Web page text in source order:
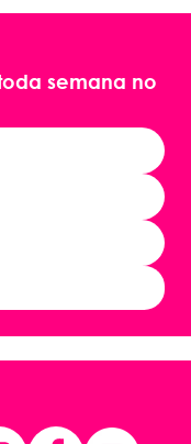
semana no